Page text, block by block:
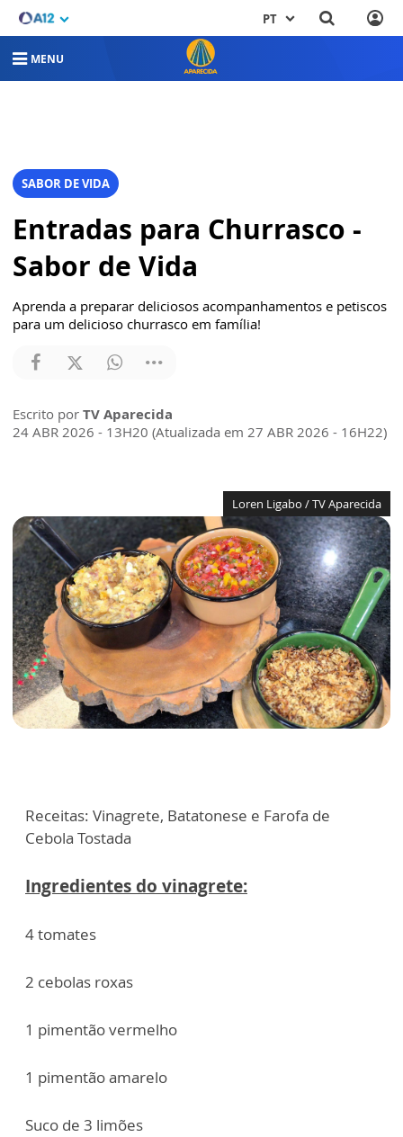
PT
MENU
SABOR DE VIDA
Entradas para Churrasco -
Sabor de Vida
Aprenda a preparar deliciosos acompanhamentos e petiscos
para um delicioso churrasco em família!
Escrito por TV Aparecida
24 ABR 2026 - 13H20 (Atualizada em 27 ABR 2026 - 16H22)
Loren Ligabo / TV Aparecida
Receitas: Vinagrete, Batatonese e Farofa de
Cebola Tostada
Ingredientes do vinagrete:
4 tomates
2 cebolas roxas
1 pimentão vermelho
1 pimentão amarelo
Suco de 3 limões